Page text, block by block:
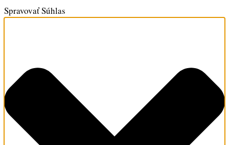
Spravovať Súhlas